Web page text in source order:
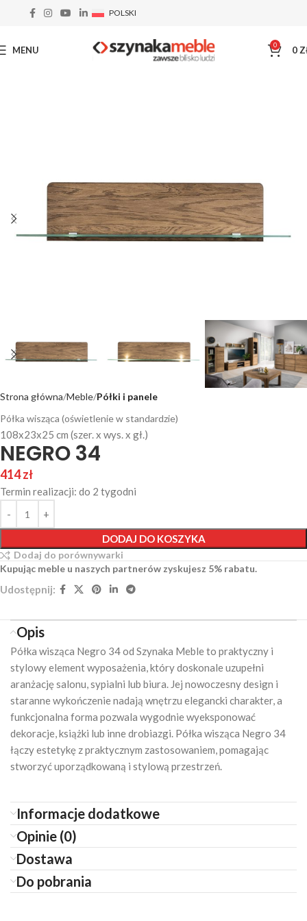
POLSKI
MENU 0 0
Strona główna Meble Półki i panele
NEGRO 34
108x23x25 cm (szer. x wys. x gł.)
Półka wisząca (oświetlenie w standardzie)
414zł
Termin realizacji: do 2 tygodni
DODAJ DO KOSZYKA
Dodaj do porównywarki
Kupując meble u naszych partnerów zyskujesz 5% rabatu.
Udostępnij:
Opis
Półka wisząca Negro 34 od Szynaka Meble to praktyczny i
stylowy element wyposażenia, który doskonale uzupełni
aranżację salonu, sypialni lub biura. Jej nowoczesny design i
staranne wykończenie nadają wnętrzu elegancki charakter, a
funkcjonalna forma pozwala wygodnie wyeksponować
dekoracje, książki lub inne drobiazgi. Półka wisząca Negro 34
łączy estetykę z praktycznym zastosowaniem, pomagając
stworzyć uporządkowaną i stylową przestrzeń.
Informacje dodatkowe
Opinie (0)
Dostawa
Do pobrania